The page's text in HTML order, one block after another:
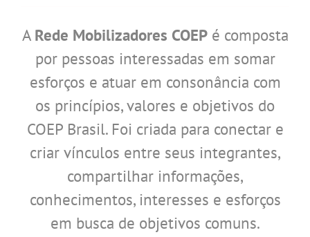
A Rede Mobilizadores COEPé composta
por pessoas interessadas em somar
esforços e atuar em consonância com
os princípios, valores e objetivos do
COEP Brasil. Foi criada para conectar e
criar vínculos entre seus integrantes,
compartilhar informações,
conhecimentos, interesses e esforços
em busca de objetivos comuns.